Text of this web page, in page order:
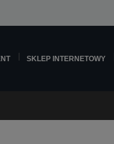
SKLEP INTERNETOWY